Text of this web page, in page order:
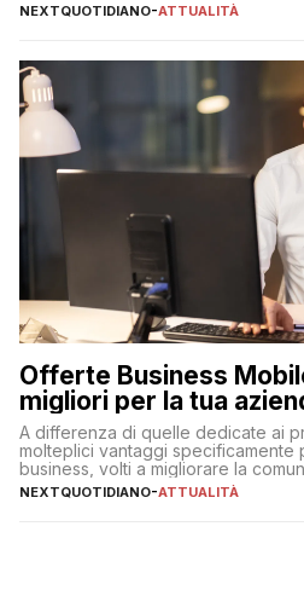
NEXTQUOTIDIANO-ATTUALITÀ
Offerte Business
migliori per la tua
A differenza di quelle dedicate ai
molteplici vantaggi specificamente
business, volti a migliorare la
degli utenti
NEXTQUOTIDIANO-ATTUALITÀ